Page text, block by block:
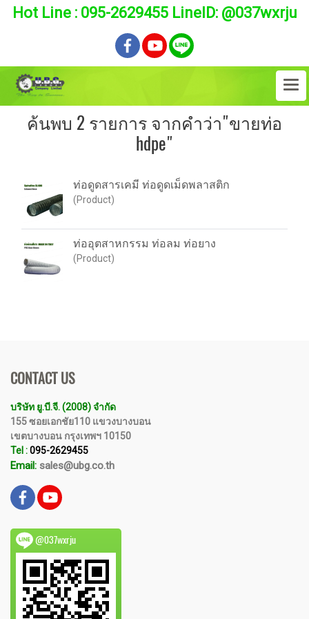
Hot Line : 095-2629455 LineID: @037wxrju
ค้นพบ 2 รายการ จากคำว่า"ขายท่อ
hdpe"
ท่อดูดสารเคมี ท่อดูดเม็ดพลาสติก
(Product)
ท่ออุตสาหกรรม ท่อลม ท่อยาง
(Product)
CONTACT US
บริษัท ยู.บี.จี. (2008) จำกัด
155 ซอยเอกชัย110 แขวงบางบอน
เขตบางบอน กรุงเทพฯ 10150
Tel :095-2629455
Email: sales@ubg.co.th
@037wxrju